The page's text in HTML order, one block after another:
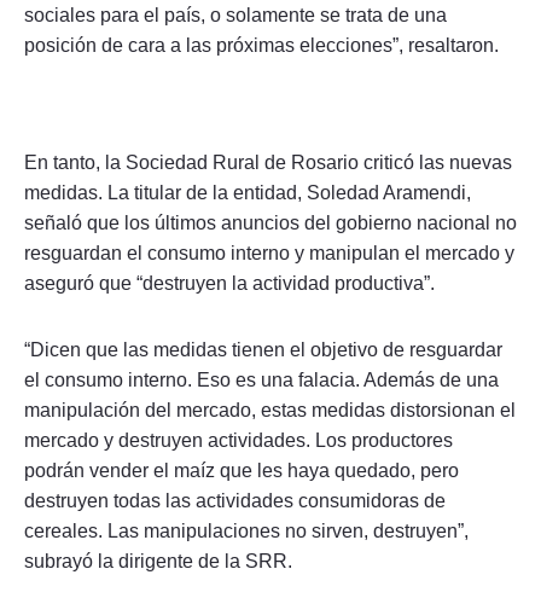
sociales para el país, o solamente se trata de una
posición de cara a las próximas elecciones”, resaltaron.
En tanto, la Sociedad Rural de Rosario criticó las nuevas
medidas. La titular de la entidad, Soledad Aramendi,
señaló que los últimos anuncios del gobierno nacional no
resguardan el consumo interno y manipulan el mercado y
aseguró que “destruyen la actividad productiva”.
“Dicen que las medidas tienen el objetivo de resguardar
el consumo interno. Eso es una falacia. Además de una
manipulación del mercado, estas medidas distorsionan el
mercado y destruyen actividades. Los productores
podrán vender el maíz que les haya quedado, pero
destruyen todas las actividades consumidoras de
cereales. Las manipulaciones no sirven, destruyen”,
subrayó la dirigente de la SRR.